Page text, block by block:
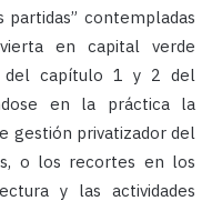
partidas” contempladas
en capital verde
del capítulo 1 y 2 del
en la práctica la
gestión privatizador del
o los recortes en los
y las actividades